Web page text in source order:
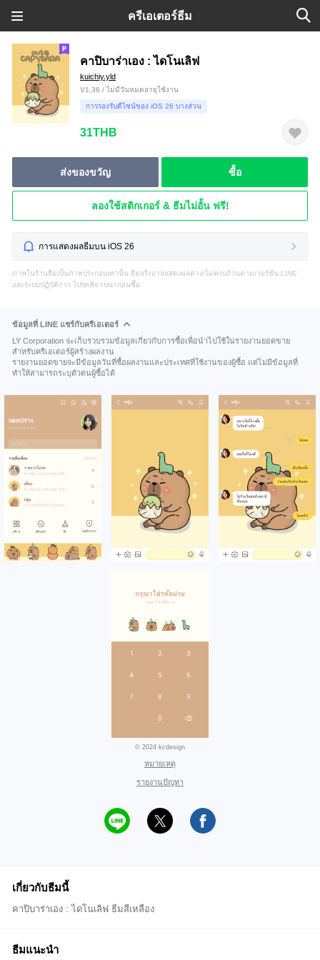
ครีเอเตอร์ธีม
คาปิบาร่าเอง : ไดโนเลิฟ
kuichiy.yld
V1.36 / ไม่มีวันหมดอายุใช้งาน
การรองรับดีไซน์ของ iOS 26 บางส่วน
31THB
ส่งของขวัญ ซื้อ
ลองใช้สติกเกอร์ & ธีมไม่อั้น ฟรี!
การแสดงผลธีมบน iOS 26
ภาพในร้านธีมเป็นภาพประกอบเท่านั้น ธีมจริงอาจแสดงผลต่าง/ไม่ครบถ้วนตามเวอร์ชัน LINE
และระบบปฏิบัติการ โปรดพิจารณาก่อนซื้อ
ข้อมูลที่ LINE แชร์กับครีเอเตอร์
LY Corporation จะเก็บรวบรวมข้อมูลเกี่ยวกับการซื้อเพื่อนำไปใช้ในรายงานยอดขาย
สำหรับครีเอเตอร์ผู้สร้างผลงาน
รายงานยอดขายจะมีข้อมูลวันที่ซื้อผลงานและประเทศที่ใช้งานของผู้ซื้อ แต่ไม่มีข้อมูลที่
ทำให้สามารถระบุตัวตนผู้ซื้อได้
© 2024 kcdesign
หมายเหตุ
รายงานปัญหา
เกี่ยวกับธีมนี้
คาปิบาร่าเอง : ไดโนเลิฟ ธีมสีเหลือง
ธีมแนะนำ